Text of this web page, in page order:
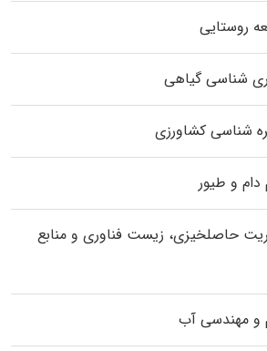
روستایی
شناسی گیاهی
شناسی کشاورزی
و طیور
حاصلخیزی، زیست فناوری و منابع
و مهندسی آب